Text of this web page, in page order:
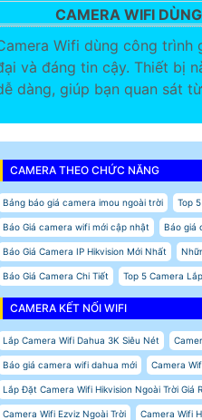
CAMERA WIFI
Wifi dùng công trình
và đáng tin cậy. Thiết bị
dàng, giúp bạn quan sát
CAMERA THEO CHỨC NĂNG
Bảng báo giá camera imou ngoài trời Top
Báo Giá camera wifi mới cập nhật Báo giá
Báo Giá Camera IP Hikvision Mới Nhất
Báo Giá Camera Chi Tiết Top 5 Camera
CAMERA KẾT NỐI WIFI
Lắp Camera Wifi Dahua 3K Siêu Nét
Báo giá camera wifi dahua mới Camera
Lắp Đặt Camera Wifi Hikvision Ngoài Trời Giá
Camera Wifi Ezviz Ngoài Trời Camera Wifi